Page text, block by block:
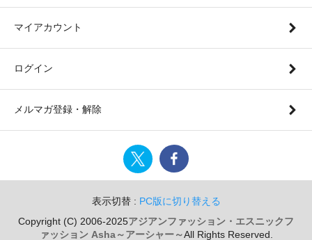
マイアカウント
ログイン
メルマガ登録・解除
表示切替 : PC版に切り替える
Copyright (C) 2006-2025アジアンファッション・エスニックフ
ァッション Asha～アーシャー～All Rights Reserved.